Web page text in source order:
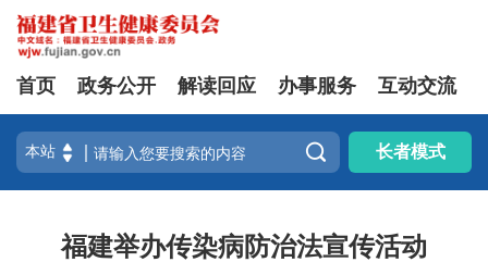
首页 政务公开 解读回应 办事服务 互动交流
 长者模式
福建举办传染病防治法宣传活动